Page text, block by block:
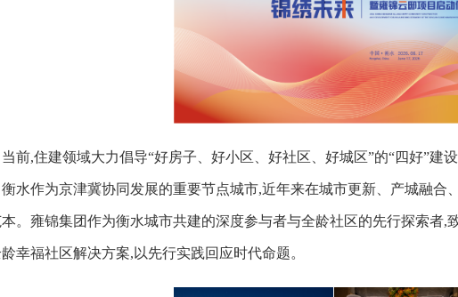
当前,住建领域大力倡导“好房子、好小区、好社区、好城区”的“四好”建
水作为京津冀协同发展的重要节点城市,近年来在城市更新、产城融
。雍锦集团作为衡水城市共建的深度参与者与全龄社区的先行探索者
幸福社区解决方案,以先行实践回应时代命题。